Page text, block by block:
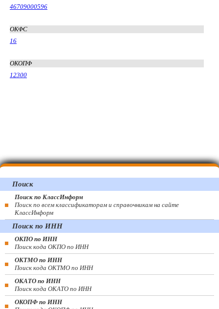
46709000596
ОКФС
16
ОКОПФ
12300
Поиск
Поиск по КлассИнформ
Поиск по всем классификаторам и справочникам на сайте
КлассИнформ
Поиск по ИНН
ОКПО по ИНН
Поиск кода ОКПО по ИНН
ОКТМО по ИНН
Поиск кода ОКТМО по ИНН
ОКАТО по ИНН
Поиск кода ОКАТО по ИНН
ОКОПФ по ИНН